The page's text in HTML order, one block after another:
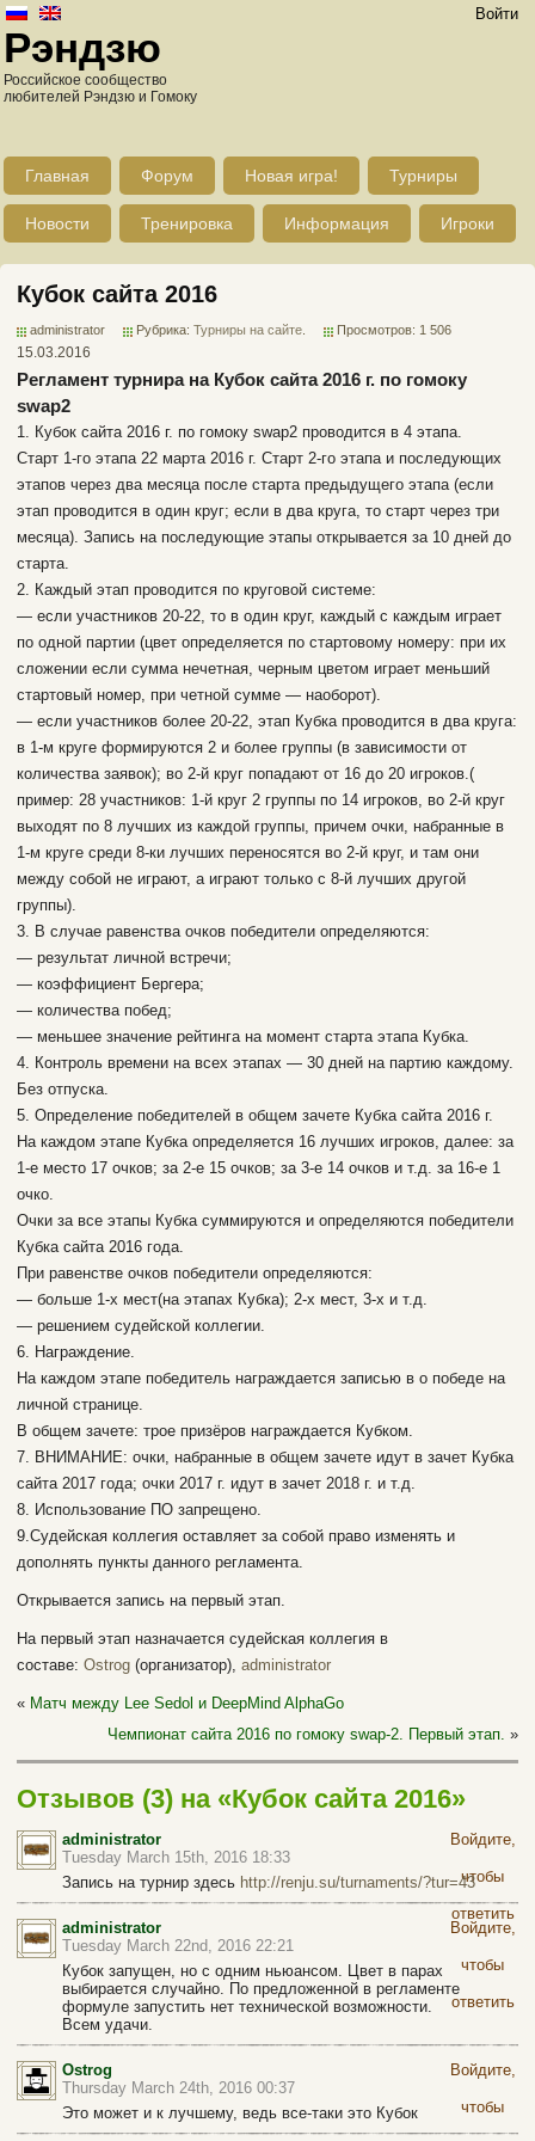
Войти
Рэндзю
Российское сообщество
любителей Рэндзю и Гомоку
Главная Форум Новая игра! Турниры
Новости Тренировка Информация Игроки
Кубок сайта 2016
administrator Рубрика: Турниры на сайте Просмотров: 1 506
15.03.2016
Регламент турнира на Кубок сайта 2016 г. по гомоку
swap2
1. Кубок сайта 2016 г. по гомоку swap2 проводится в 4 этапа.
Старт 1-го этапа 22 марта 2016 г. Старт 2-го этапа и последующих
этапов через два месяца после старта предыдущего этапа (если
этап проводится в один круг; если в два круга, то старт через три
месяца). Запись на последующие этапы открывается за 10 дней до
старта.
2. Каждый этап проводится по круговой системе:
— если участников 20-22, то в один круг, каждый с каждым играет
по одной партии (цвет определяется по стартовому номеру: при их
сложении если сумма нечетная, черным цветом играет меньший
стартовый номер, при четной сумме — наоборот).
— если участников более 20-22, этап Кубка проводится в два круга:
в 1-м круге формируются 2 и более группы (в зависимости от
количества заявок); во 2-й круг попадают от 16 до 20 игроков.(
пример: 28 участников: 1-й круг 2 группы по 14 игроков, во 2-й круг
выходят по 8 лучших из каждой группы, причем очки, набранные в
1-м круге среди 8-ки лучших переносятся во 2-й круг, и там они
между собой не играют, а играют только с 8-й лучших другой
группы).
3. В случае равенства очков победители определяются:
— результат личной встречи;
— коэффициент Бергера;
— количества побед;
— меньшее значение рейтинга на момент старта этапа Кубка.
4. Контроль времени на всех этапах — 30 дней на партию каждому.
Без отпуска.
5. Определение победителей в общем зачете Кубка сайта 2016 г.
На каждом этапе Кубка определяется 16 лучших игроков, далее: за
1-е место 17 очков; за 2-е 15 очков; за 3-е 14 очков и т.д. за 16-е 1
очко.
Очки за все этапы Кубка суммируются и определяются победители
Кубка сайта 2016 года.
При равенстве очков победители определяются:
— больше 1-х мест(на этапах Кубка); 2-х мест, 3-х и т.д.
— решением судейской коллегии.
6. Награждение.
На каждом этапе победитель награждается записью в о победе на
личной странице.
В общем зачете: трое призёров награждается Кубком.
7. ВНИМАНИЕ: очки, набранные в общем зачете идут в зачет Кубка
сайта 2017 года; очки 2017 г. идут в зачет 2018 г. и т.д.
8. Использование ПО запрещено.
9.Судейская коллегия оставляет за собой право изменять и
дополнять пункты данного регламента.
Открывается запись на первый этап.
На первый этап назначается судейская коллегия в
составе: Ostrog (организатор), administrator
« Матч между Lee Sedol и DeepMind AlphaGo
Чемпионат сайта 2016 по гомоку swap-2. Первый этап. »
Отзывов (3) на «Кубок сайта 2016»
administrator
Tuesday March 15th, 2016 18:33
Войдите,
чтобы
ответить
Запись на турнир здесь http://renju.su/turnaments/?tur=43
administrator
Tuesday March 22nd, 2016 22:21
Войдите,
чтобы
ответить
Кубок запущен, но с одним ньюансом. Цвет в парах
выбирается случайно. По предложенной в регламенте
формуле запустить нет технической возможности.
Всем удачи.
Ostrog
Thursday March 24th, 2016 00:37
Войдите,
чтобы
Это может и к лучшему, ведь все-таки это Кубок